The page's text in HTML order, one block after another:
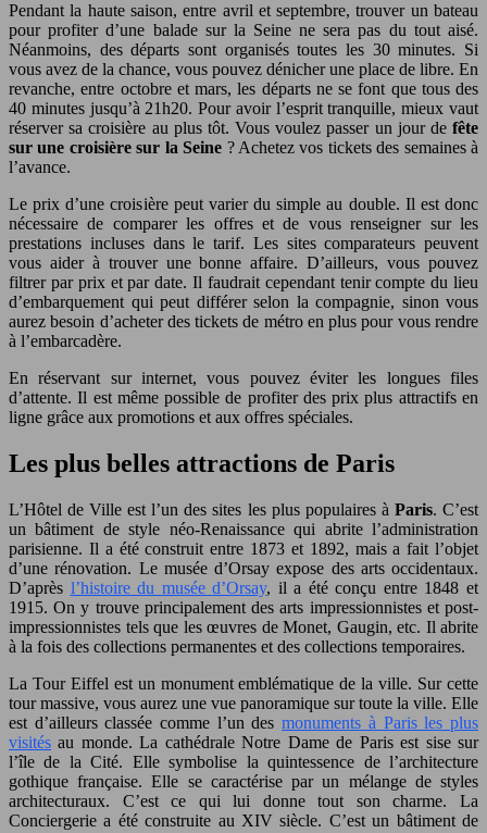
Pendant la haute saison, entre avril et septembre, trouver un bateau
pour profiter d’une balade sur la Seine ne sera pas du tout aisé.
Néanmoins, des départs sont organisés toutes les 30 minutes. Si
vous avez de la chance, vous pouvez dénicher une place de libre. En
revanche, entre octobre et mars, les départs ne se font que tous des
40 minutes jusqu’à 21h20. Pour avoir l’esprit tranquille, mieux vaut
réserver sa croisière au plus tôt. Vous voulez passer un jour de fête
sur une croisière sur la Seine ? Achetez vos tickets des semaines à
l’avance.
Le prix d’une croisière peut varier du simple au double. Il est donc
nécessaire de comparer les offres et de vous renseigner sur les
prestations incluses dans le tarif. Les sites comparateurs peuvent
vous aider à trouver une bonne affaire. D’ailleurs, vous pouvez
filtrer par prix et par date. Il faudrait cependant tenir compte du lieu
d’embarquement qui peut différer selon la compagnie, sinon vous
aurez besoin d’acheter des tickets de métro en plus pour vous rendre
à l’embarcadère.
En réservant sur internet, vous pouvez éviter les longues files
d’attente. Il est même possible de profiter des prix plus attractifs en
ligne grâce aux promotions et aux offres spéciales.
Les plus belles attractions de Paris
L’Hôtel de Ville est l’un des sites les plus populaires à Paris. C’est
un bâtiment de style néo-Renaissance qui abrite l’administration
parisienne. Il a été construit entre 1873 et 1892, mais a fait l’objet
d’une rénovation. Le musée d’Orsay expose des arts occidentaux.
D’après l’histoire du musée d’Orsay, il a été conçu entre 1848 et
1915. On y trouve principalement des arts impressionnistes et post-
impressionnistes tels que les œuvres de Monet, Gaugin, etc. Il abrite
à la fois des collections permanentes et des collections temporaires.
La Tour Eiffel est un monument emblématique de la ville. Sur cette
tour massive, vous aurez une vue panoramique sur toute la ville. Elle
est d’ailleurs classée comme l’un desmonuments à Paris les plus
visités au monde. La cathédrale Notre Dame de Paris est sise sur
l’île de la Cité. Elle symbolise la quintessence de l’architecture
gothique française. Elle se caractérise par un mélange de styles
architecturaux. C’est ce qui lui donne tout son charme. La
Conciergerie a été construite au XIV siècle. C’est un bâtiment de